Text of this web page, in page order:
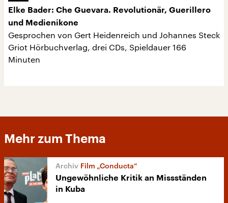
Elke Bader: Che Guevara. Revolutionär, Guerillero
und Medienikone
Gesprochen von Gert Heidenreich und Johannes Steck
Griot Hörbuchverlag, drei CDs, Spieldauer 166
Minuten
Mehr zum Thema
Film „Conducta“
Ungewöhnliche Kritik an Missständen
in Kuba